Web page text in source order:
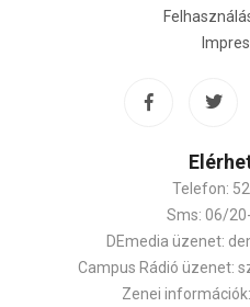
Telefon:
Sms: 06/
DEmedia üzenet:
Campus Rádió üzenet:
Zenei